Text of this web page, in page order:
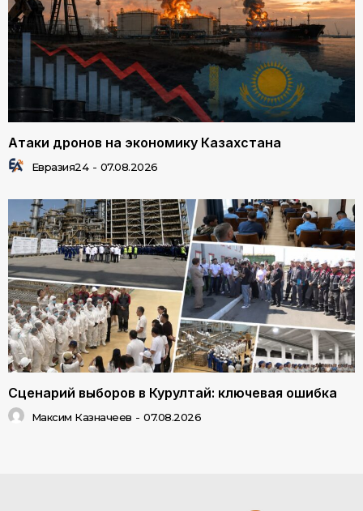
Атаки дронов на экономику Казахстана
Евразия24 - 07.08.2026
Сценарий выборов в Курултай: ключевая ошибка
Максим Казначеев - 07.08.2026